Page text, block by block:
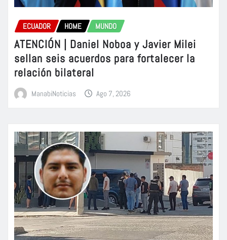
ECUADOR HOME MUNDO
ATENCIÓN | Daniel Noboa y Javier Milei
sellan seis acuerdos para fortalecer la
relación bilateral
ManabiNoticias Ago 7, 2026